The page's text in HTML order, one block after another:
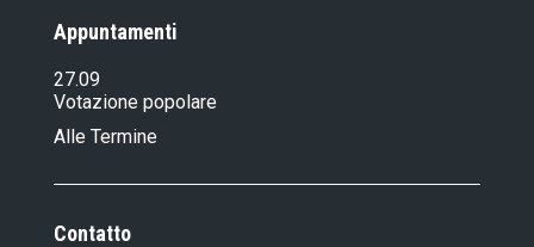
Appuntamenti
27.09
Votazione popolare
Alle Termine
Contatto